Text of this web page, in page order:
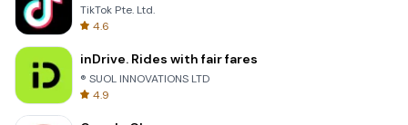
TikTok Pte. Ltd.
4.6
inDrive. Rides with fair fares
® SUOL INNOVATIONS LTD
4.9